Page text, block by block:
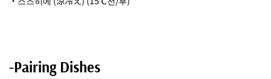
-Pairing Dishes